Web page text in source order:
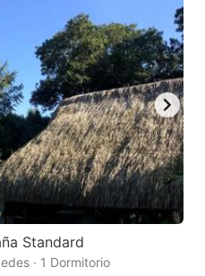
Standard
· 1 Dormitorio